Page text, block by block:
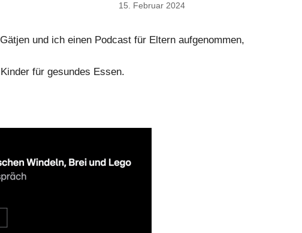
15. Februar 2024
und ich einen Podcast für Eltern aufgenommen,
für gesundes Essen.